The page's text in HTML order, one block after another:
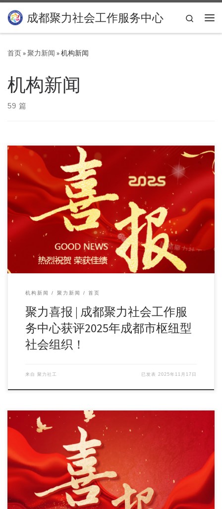
Skip to content
成都聚力社会工作服务中心
Search
首页»聚力新闻 »机构新闻
机构新闻
59 篇
为进一步加强全市社会组织建设，推动全市社会组织高质量发
展，成都市民政局根据《成都市培育发展品牌性、枢 […]
机构新闻 聚力新闻 首页
聚力喜报 | 成都聚力社会工作服
务中心获评2025年成都市枢纽型
社会组织！
来自 聚力社工 已发表 2025年11月17日
根据《2025年专业社会工作优秀项目大赛项目实施方案》安
排，成都市委社会工作部牵头，按程序完成了20 […]